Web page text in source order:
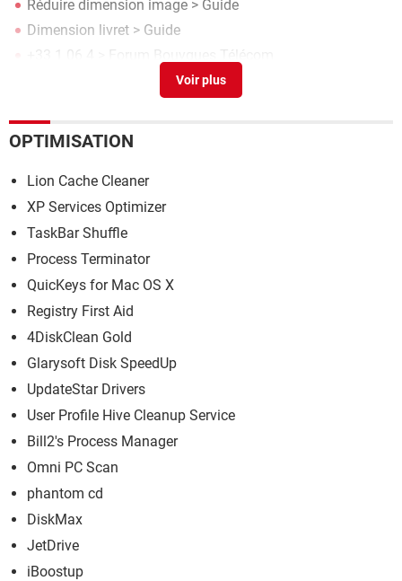
Réduire dimension image > Guide
Dimension livret > Guide
+33 1 06 4
Forum Bouygues Télécom
[résolu] >
OPTIMISATION
Lion Cache Cleaner
XP Services Optimizer
TaskBar Shuffle
Process Terminator
QuicKeys for Mac OS X
Registry First Aid
4DiskClean Gold
Glarysoft Disk SpeedUp
UpdateStar Drivers
User Profile Hive Cleanup Service
Bill2's Process Manager
Omni PC Scan
phantom cd
DiskMax
JetDrive
iBoostup